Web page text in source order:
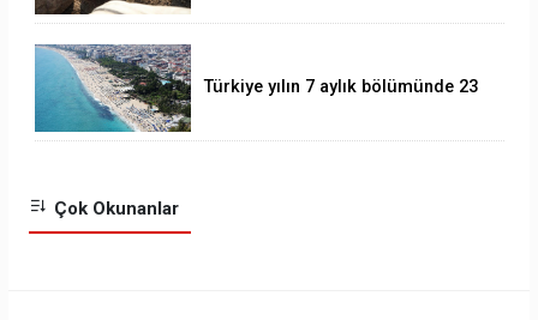
Türkiye yılın 7 aylık bölümünde 23
Çok Okunanlar